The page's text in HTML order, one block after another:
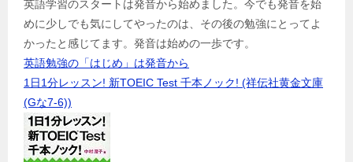
英語学習のスタートは発音から始めました。今でも発音を始
めに少しでも気にしてやったのは、その後の勉強にとってよ
かったと感じてます。発音は始めの一歩です。
英語勉強の「はじめ」は発音から
1日1分レッスン! 新TOEIC Test 千本ノック! (祥伝社黄金文庫
(Gな7-6))